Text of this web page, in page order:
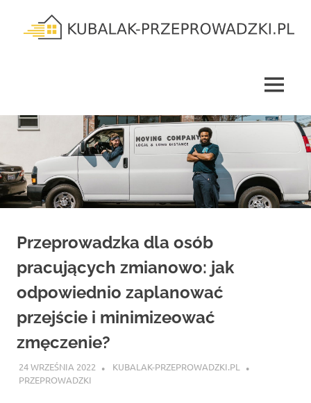
content
MENU
Przeprowadzka dla osób
pracujących zmianowo: jak
odpowiednio zaplanować
przejście i minimizeować
zmęczenie?
24 WRZEŚNIA 2022
KUBALAK-PRZEPROWADZKI.PL
PRZEPROWADZKI